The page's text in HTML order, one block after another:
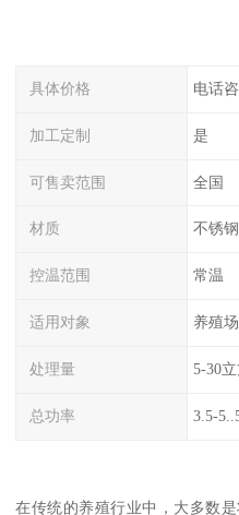
具体价格 电话
加工定制 是
可售卖范围 全国
材质 不锈钢
控温范围 常温
适用对象 养殖
处理量 5-30
总功率 3.5-
在传统的养殖行业中，大多数